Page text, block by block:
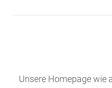
Unsere Homepage wie